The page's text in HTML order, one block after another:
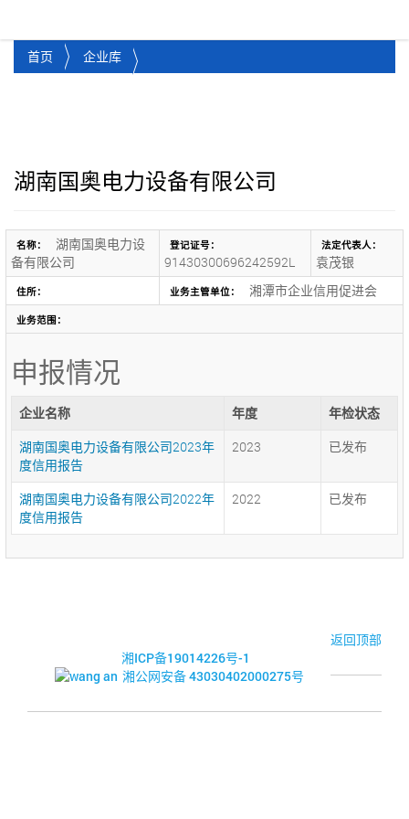
首页 企业库
湖南国奥电力设备有限公司
名称：
湖南国奥电力设
备有限公司
登记证号：
91430300696242592L
法定代表人：
袁茂银
住所： 业务主管单位： 湘潭市企业信用促进会
业务范围：
申报情况
企业名称 年度
年检状态
湖南国奥电力设备有限公司2023年
度信用报告
2023 已发布
湖南国奥电力设备有限公司2022年
度信用报告
2022 已发布
返回顶部
湘ICP备19014226号-1
湘公网安备 43030402000275号